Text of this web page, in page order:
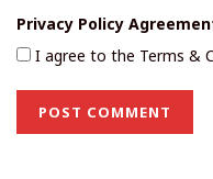
Privacy Policy
I agree to the Terms &